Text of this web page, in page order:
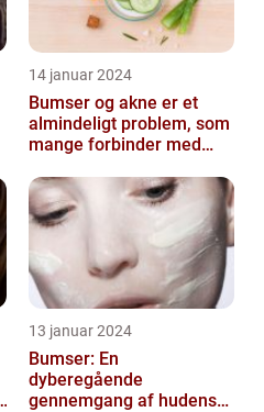
14 januar 2024
Bumser og akne er et
almindeligt problem, som
mange forbinder med
13 januar 2024
Bumser: En
dyberegående
gennemgang af hudens